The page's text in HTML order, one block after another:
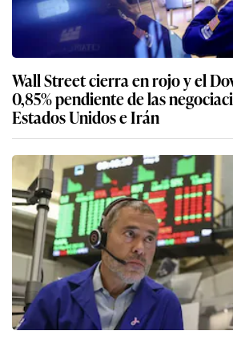
Wall Street cierra en rojo y el
0,85% pendiente de las
Estados Unidos e Irán